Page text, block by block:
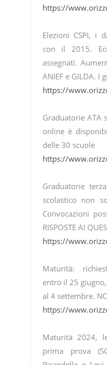
https://
Elezioni CSPI, i
con il 2015.
assegnati.
ANIEF e GILDA. I
https://
Graduatorie ATA
online è
delle 30 scuole
https://
Graduatorie
scolastico non
Convocazioni
RISPOSTE AI
https://
Maturità:
entro il 25
al 4 settembre.
https://
Maturità 2024,
prima prova